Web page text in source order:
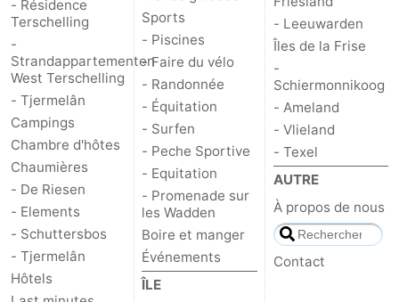
- Résidence
Terschelling
-
Strandappartementen
West Terschelling
- Tjermelân
Campings
Chambre d'hôtes
Chaumières
- De Riesen
- Elements
- Schuttersbos
- Tjermelân
Hôtels
Sports
- Piscines
- Faire du vélo
- Randonnée
- Équitation
- Surfen
- Peche Sportive
- Equitation
- Promenade sur
les Wadden
Boire et manger
Événements
ÎLE
- Leeuwarden
Îles de la Frise
-
Schiermonnikoog
- Ameland
- Vlieland
- Texel
AUTRE
À propos de nous
Contact